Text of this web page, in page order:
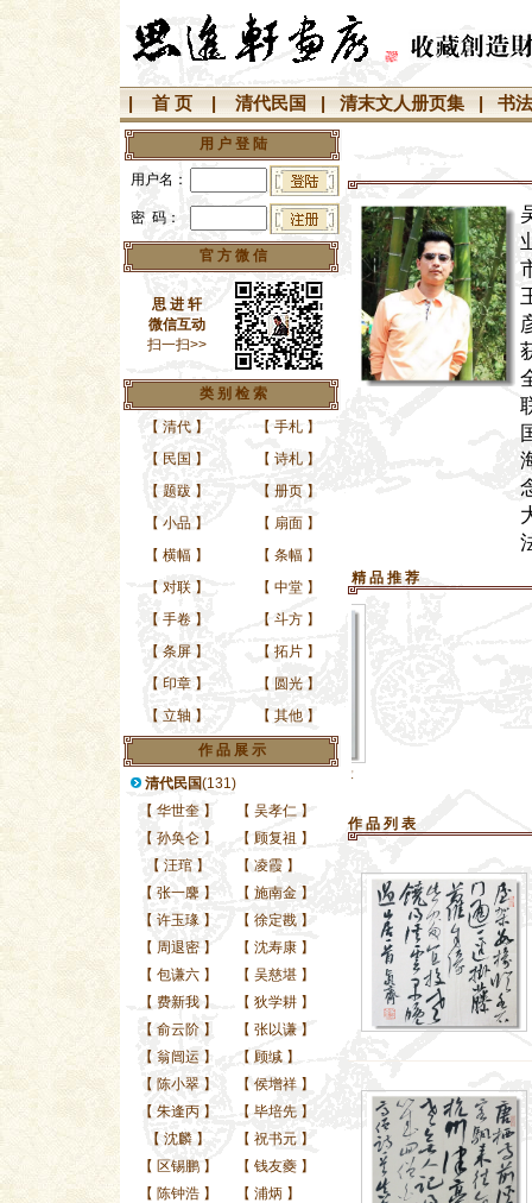
首 页 清代民国 清末文人册页集 书
用 户 登 陆
用户名：
密 码：
官 方 微 信
思 进 轩
微信互动
扫一扫>>
类 别 检 索
【 清代 】 【 手札 】
【 民国 】 【 诗札 】
【 题跋 】 【 册页 】
【 小品 】 【 扇面 】
【 横幅 】 【 条幅 】
【 对联 】 【 中堂 】
【 手卷 】 【 斗方 】
【 条屏 】 【 拓片 】
【 印章 】 【 圆光 】
【 立轴 】 【 其他 】
作 品 展 示
清代民国(131)
【 华世奎 】 【 吴孝仁 】
【 孙奂仑 】 【 顾复祖 】
【 汪琯 】 【 凌霞 】
【 张一麐 】 【 施南金 】
【 许玉瑑 】 【 徐定戡 】
【 周退密 】 【 沈寿康 】
【 包谦六 】 【 吴慈堪 】
【 费新我 】 【 狄学耕 】
【 俞云阶 】 【 张以谦 】
【 翁闿运 】 【 顾缄 】
【 陈小翠 】 【 侯增祥 】
【 朱逢丙 】 【 毕培先 】
【 沈麟 】 【 祝书元 】
【 区锡鹏 】 【 钱友夔 】
【 陈钟浩 】 【 浦炳 】
精 品 推 荐
全国首届书法小品展最
作 品 列 表